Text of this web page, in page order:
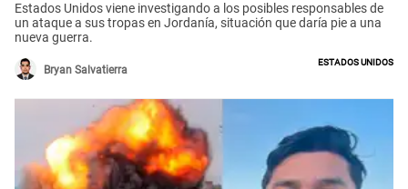
Estados Unidos viene investigando a los posibles responsables de
un ataque a sus tropas en Jordanía, situación que daría pie a una
nueva guerra.
Bryan Salvatierra
Estados Unidos